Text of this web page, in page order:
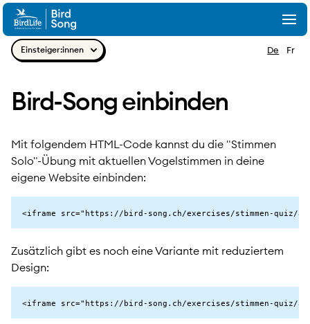
Zum Inhalt springen
Einsteiger:innen
De Fr
Bird-Song einbinden
Mit folgendem HTML-Code kannst du die "Stimmen
Solo"-Übung mit aktuellen Vogelstimmen in deine
eigene Website einbinden:
<iframe src="https://bird-song.ch/exercises/stimmen-quiz/
Zusätzlich gibt es noch eine Variante mit reduziertem
Design:
<iframe src="https://bird-song.ch/exercises/stimmen-quiz/